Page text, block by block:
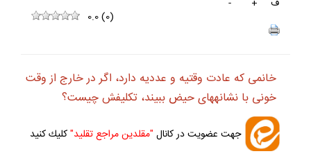
ف
+
-
0.0(0)
خانمى كه عادت وقتيه و عدديه دارد، اگر در خارج از وقت
خونى با نشانه‏هاى حيض ببيند، تكليفش چيست؟
جهت عضويت در كانال "مقلدين مراجع تقليد"كليك كنيد